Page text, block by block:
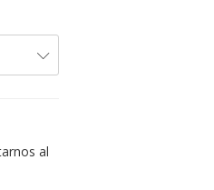
al